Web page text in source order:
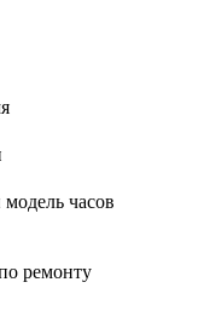
часов
ремонту